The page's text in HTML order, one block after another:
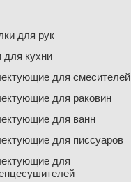
для рук
для кухни
для смесителей
для раковин
для ванн
для писсуаров
для